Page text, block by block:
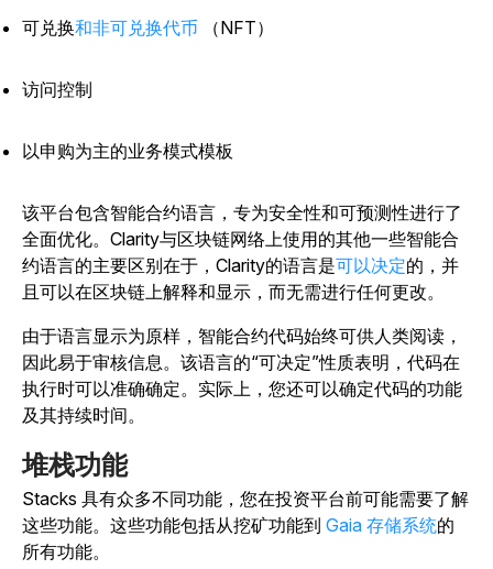
可兑换和非可兑换代币 （NFT）
访问控制
以申购为主的业务模式模板
该平台包含智能合约语言，专为安全性和可预测性进行了
全面优化。Clarity与区块链网络上使用的其他一些智能合
约语言的主要区别在于，Clarity的语言是可以决定的，并
且可以在区块链上解释和显示，而无需进行任何更改。
由于语言显示为原样，智能合约代码始终可供人类阅读，
因此易于审核信息。该语言的“可决定”性质表明，代码在
执行时可以准确确定。实际上，您还可以确定代码的功能
及其持续时间。
堆栈功能
Stacks 具有众多不同功能，您在投资平台前可能需要了解
这些功能。这些功能包括从挖矿功能到 Gaia 存储系统的
所有功能。